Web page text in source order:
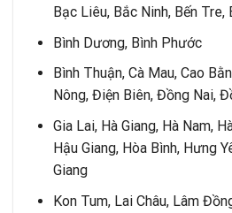
Bạc Liêu, Bắc Ninh, Bến Tre,
Bình Dương, Bình Phước
Bình Thuận, Cà Mau, Cao
Nông, Điện Biên, Đồng Nai,
Gia Lai, Hà Giang, Hà Nam,
Hậu Giang, Hòa Bình, Hưng
Giang
Kon Tum, Lai Châu, Lâm